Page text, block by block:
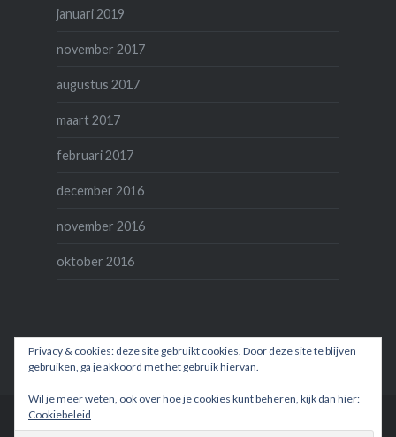
januari 2019
november 2017
augustus 2017
maart 2017
februari 2017
december 2016
november 2016
oktober 2016
Ondersteund door WordPress|Thema: Dyad door
Privacy & cookies: deze site gebruikt cookies. Door deze site te blijven
gebruiken, ga je akkoord met het gebruik hiervan.
Wil je meer weten, ook over hoe je cookies kunt beheren, kijk dan hier:
Cookiebeleid